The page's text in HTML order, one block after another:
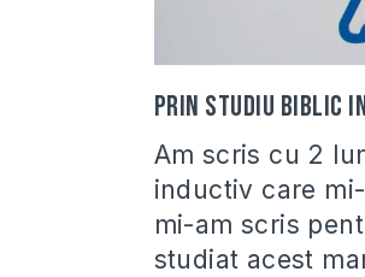
Prin studiu biblic
Am scris cu 2
inductiv care
mi-am scris
studiat acest